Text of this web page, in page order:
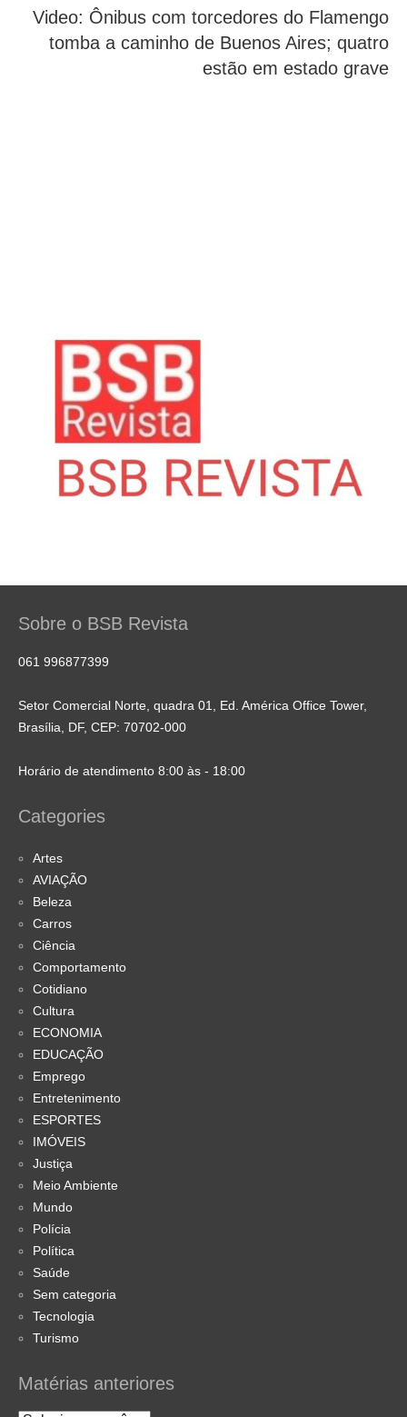
Video: Ônibus com torcedores do Flamengo
tomba a caminho de Buenos Aires; quatro
estão em estado grave
Sobre o BSB Revista
061 996877399
Setor Comercial Norte, quadra 01, Ed. América Office Tower,
Brasília, DF, CEP: 70702-000
Horário de atendimento 8:00 às - 18:00
Categories
Artes
AVIAÇÃO
Beleza
Carros
Ciência
Comportamento
Cotidiano
Cultura
ECONOMIA
EDUCAÇÃO
Emprego
Entretenimento
ESPORTES
IMÓVEIS
Justiça
Meio Ambiente
Mundo
Polícia
Política
Saúde
Sem categoria
Tecnologia
Turismo
Matérias anteriores